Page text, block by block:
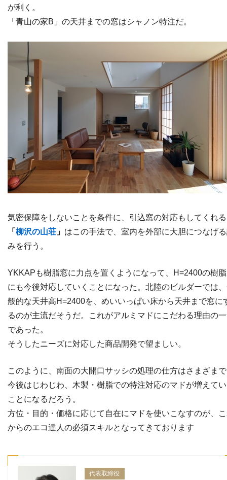
が利く。
「青山の家B」の天井までの窓はシャノン特注だ。
気密保障をしないことを条件に、引込窓の対応もしてくれ
「 柳沢の山荘 」 はこの手法で、室内を外部に大胆につなげ
みを行う。
YKKAPも樹脂窓に力点を置くようになって、H=2400の樹
にも今後対応していくことになった。北陸のビルダーでは
般的な天井高H=2400を、めいいっぱい床から天井まで窓に
るのが主流だそうだ。これがアルミマドにこだわる理由の
であった。
そうしたニーズに対応した商品開発で望ましい。
このように、南面の大開口サッシの処理の仕方はさまざま
今後はじわじわ、木製・樹脂での特注対応のマドが増えて
ことになるだろう。
方位・目的・価格に応じて自在にマドを使いこなすのが、
からのエコ達人の必須スキルとなってきております
代表取締役